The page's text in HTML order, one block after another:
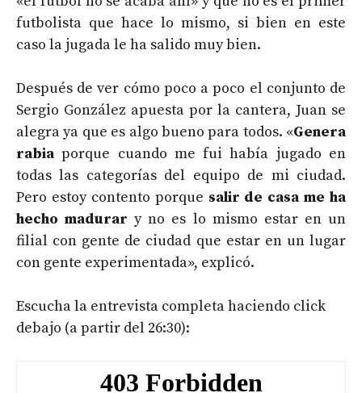
futbolista que hace lo mismo, si bien en este
caso la jugada le ha salido muy bien.
Después de ver cómo poco a poco el conjunto de
Sergio González apuesta por la cantera, Juan se
alegra ya que es algo bueno para todos. «Genera
rabia porque cuando me fui había jugado en
todas las categorías del equipo de mi ciudad.
Pero estoy contento porque salir de casa me ha
hecho madurar y no es lo mismo estar en un
filial con gente de ciudad que estar en un lugar
con gente experimentada», explicó.
Escucha la entrevista completa haciendo click
debajo (a partir del 26:30):